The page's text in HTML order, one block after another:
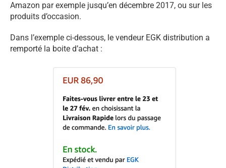
Amazon par exemple jusqu’en décembre 2017, ou sur les
produits d’occasion.
Dans l’exemple ci-dessous, le vendeur EGK distribution a
remporté la boite d’achat :